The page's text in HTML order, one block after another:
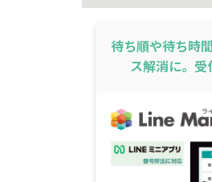
待ち順や待ち時
ス解消に。受